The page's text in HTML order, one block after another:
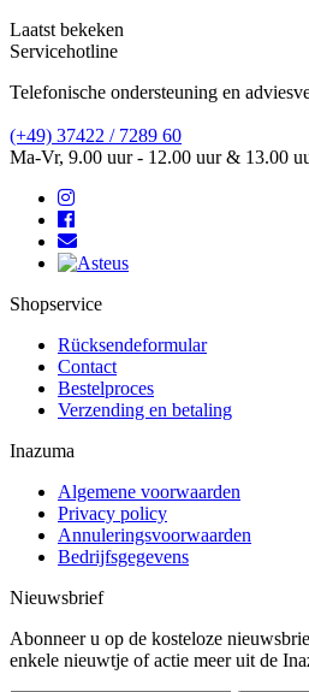
Laatst bekeken
Servicehotline
Telefonische ondersteuning en
(+49) 37422 / 7289 60
Ma-Vr, 9.00 uur - 12.00 uur & 13.00
Shopservice
Rücksendeformular
Contact
Bestelproces
Verzending en betaling
Inazuma
Algemene voorwaarden
Privacy policy
Annuleringsvoorwaarden
Bedrijfsgegevens
Nieuwsbrief
Abonneer u op de kosteloze
enkele nieuwtje of actie meer uit de